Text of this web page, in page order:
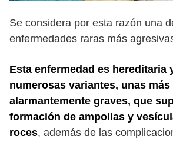
Se considera por esta razón una
enfermedades raras más
Esta enfermedad es hereditaria
numerosas variantes, unas
alarmantemente graves, que
formación de ampollas y
roces, además de las